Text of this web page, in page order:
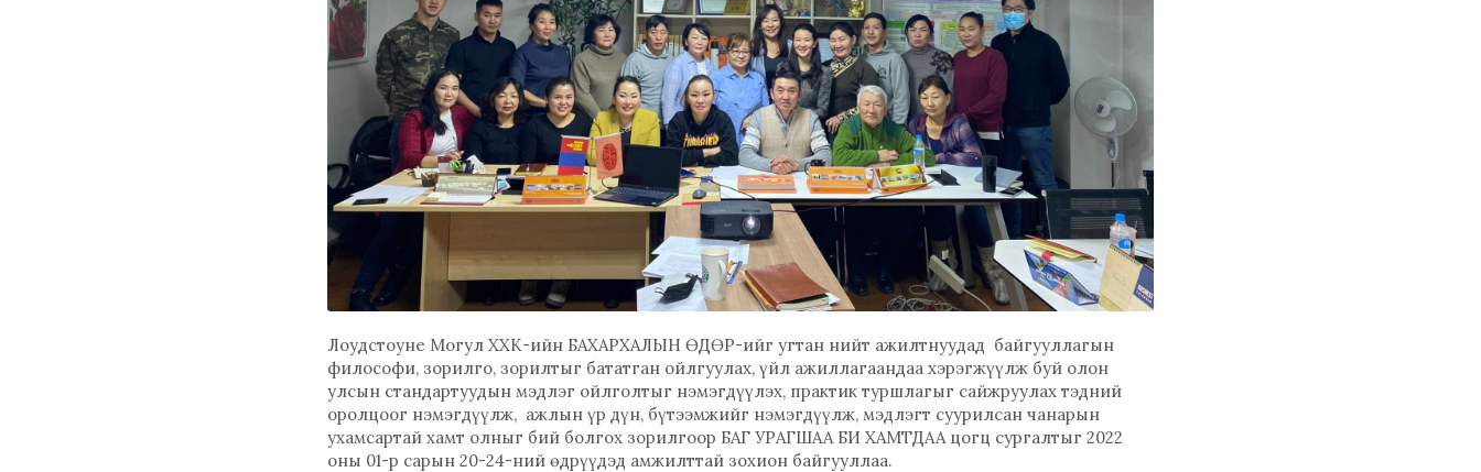
Лоудстоуне Могул ХХК-ийн БАХАРХАЛЫН ӨДӨР-ийг угтан нийт ажилтнуудад байгууллагын
философи, зорилго, зорилтыг бататган ойлгуулах, үйл ажиллагаандаа хэрэгжүүлж буй олон
улсын стандартуудын мэдлэг ойлголтыг нэмэгдүүлэх, практик туршлагыг сайжруулах тэдний
оролцоог нэмэгдүүлж, ажлын үр дүн, бүтээмжийг нэмэгдүүлж, мэдлэгт суурилсан чанарын
ухамсартай хамт олныг бий болгох зорилгоор БАГ УРАГШАА БИ ХАМТДАА цогц сургалтыг 2022
оны 01-р сарын 20-24-ний өдрүүдэд амжилттай зохион байгууллаа.